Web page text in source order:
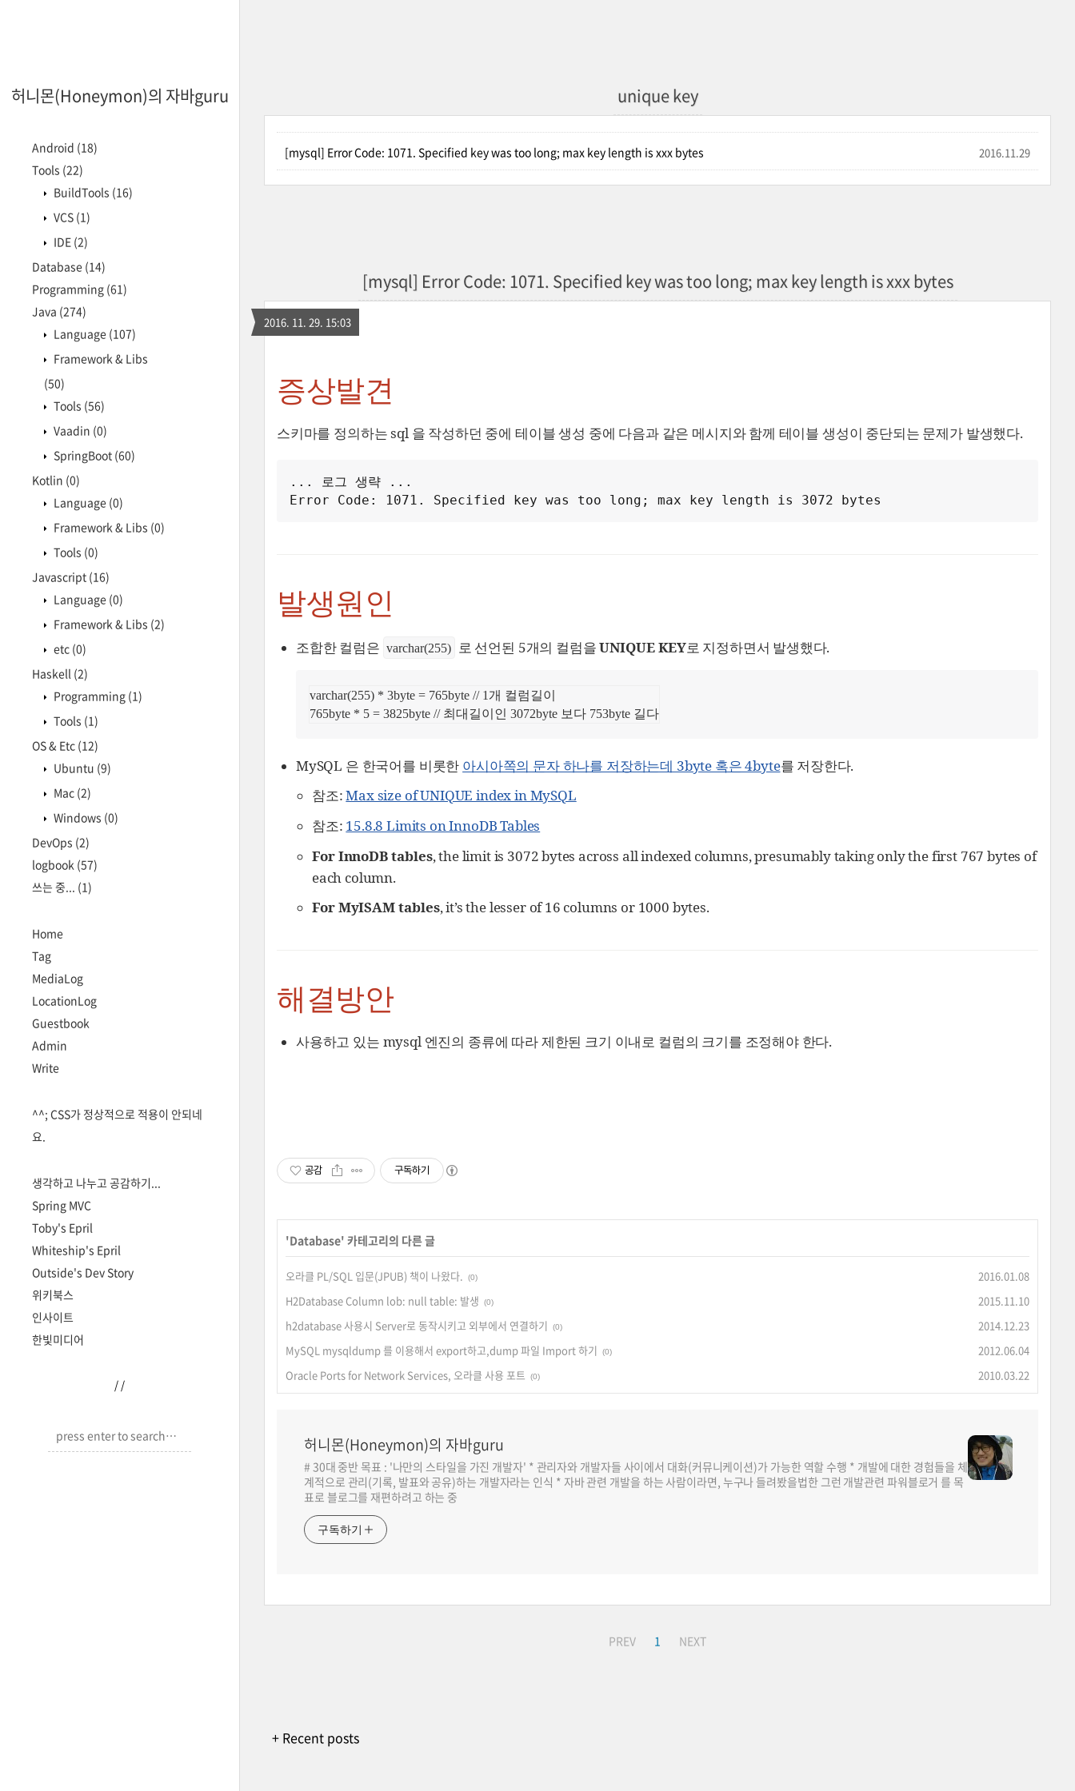
허니몬(Honeymon)의 자바guru
Android (18)
Tools (22)
BuildTools (16)
VCS (1)
IDE (2)
Database (14)
Programming (61)
Java (274)
Language (107)
Framework & Libs
(50)
Tools (56)
Vaadin (0)
SpringBoot (60)
Kotlin (0)
Language (0)
Framework & Libs (0)
Tools (0)
Javascript (16)
Language (0)
Framework & Libs (2)
etc (0)
Haskell (2)
Programming (1)
Tools (1)
OS & Etc (12)
Ubuntu (9)
Mac (2)
Windows (0)
DevOps (2)
logbook (57)
쓰는 중... (1)
Home
Tag
MediaLog
LocationLog
Guestbook
Admin
Write
^^; CSS가 정상적으로 적용이 안되네
요.
생각하고 나누고 공감하기...
Spring MVC
Toby's Epril
Whiteship's Epril
Outside's Dev Story
위키북스
인사이트
한빛미디어
/ /
unique key
[mysql] Error Code: 1071. Specified key was too long; max key length is xxx bytes 2016.11.29
[mysql] Error Code: 1071. Specified key was too long; max key length is xxx bytes
2016. 11. 29. 15:03
증상발견
스키마를 정의하는 sql 을 작성하던 중에 테이블 생성 중에 다음과 같은 메시지와 함께 테이블 생성이 중단되는 문제가 발생했다.
... 로그 생략 ...
Error Code: 1071. Specified key was too long; max key length is 3072 bytes
발생원인
조합한 컬럼은 varchar(255) 로 선언된 5개의 컬럼을UNIQUE KEY로 지정하면서 발생했다.
varchar(255) * 3byte = 765byte // 1개 컬럼길이
765byte * 5 = 3825byte // 최대길이인 3072byte 보다 753byte 길다
MySQL 은 한국어를 비롯한 아시아쪽의 문자 하나를 저장하는데 3byte 혹은 4byte를 저장한다.
참조:Max size of UNIQUE index in MySQL
참조: 15.8.8 Limits on InnoDB Tables
For InnoDB tables, the limit is 3072 bytes across all indexed columns, presumably taking only the first 767 bytes of
each column.
For MyISAM tables, it’s the lesser of 16 columns or 1000 bytes.
해결방안
사용하고 있는 mysql 엔진의 종류에 따라 제한된 크기 이내로 컬럼의 크기를 조정해야 한다.
공감 구독하기
'Database' 카테고리의 다른 글
오라클 PL/SQL 입문(JPUB) 책이 나왔다. (0)
2016.01.08
H2Database Column lob: null table: 발생
(0)
2015.11.10
h2database 사용시 Server로 동작시키고 외부에서 연결하기
(0)
2014.12.23
MySQL mysqldump 를 이용해서 export하고,dump 파일 Import 하기
(0)
2012.06.04
Oracle Ports for Network Services, 오라클 사용 포트
(0) 2010.03.22
허니몬(Honeymon)의 자바guru
# 30대 중반 목표 : '나만의 스타일을 가진 개발자' * 관리자와 개발자들 사이에서 대화(커뮤니케이션)가 가능한 역할 수행 * 개발에 대한 경험들을 체
계적으로 관리(기록, 발표와 공유)하는 개발자라는 인식 * 자바 관련 개발을 하는 사람이라면, 누구나 들려봤을법한 그런 개발관련 파워블로거 를 목
표로 블로그를 재편하려고 하는 중
구독하기
PREV 1 NEXT
+ Recent posts